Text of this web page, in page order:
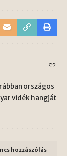
országos
vidék hangját
hozzászólás